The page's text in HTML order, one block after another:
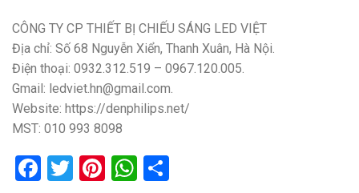
CÔNG TY CP THIẾT BỊ CHIẾU SÁNG LED VIỆT
Địa chỉ: Số 68 Nguyễn Xiển, Thanh Xuân, Hà Nội.
Điện thoại: 0932.312.519 – 0967.120.005.
Gmail: ledviet.hn@gmail.com.
Website: https://denphilips.net/
MST: 010 993 8098
Facebook
Twitter
Pinterest
WhatsApp